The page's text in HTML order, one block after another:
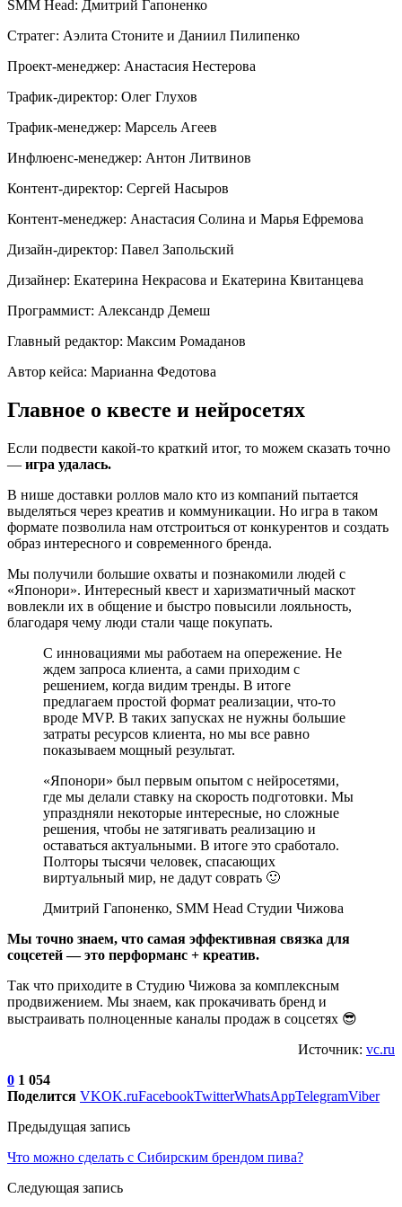
SMM Head: Дмитрий Гапоненко
Стратег: Аэлита Стоните и Даниил Пилипенко
Проект-менеджер: Анастасия Нестерова
Трафик-директор: Олег Глухов
Трафик-менеджер: Марсель Агеев
Инфлюенс-менеджер: Антон Литвинов
Контент-директор: Сергей Насыров
Контент-менеджер: Анастасия Солина и Марья Ефремова
Дизайн-директор: Павел Запольский
Дизайнер: Екатерина Некрасова и Екатерина Квитанцева
Программист: Александр Демеш
Главный редактор: Максим Ромаданов
Автор кейса: Марианна Федотова
Главное о квесте и нейросетях
Если подвести какой-то краткий итог, то можем сказать точно
— игра удалась.
В нише доставки роллов мало кто из компаний пытается
выделяться через креатив и коммуникации. Но игра в таком
формате позволила нам отстроиться от конкурентов и создать
образ интересного и современного бренда.
Мы получили большие охваты и познакомили людей с
«Японори». Интересный квест и харизматичный маскот
вовлекли их в общение и быстро повысили лояльность,
благодаря чему люди стали чаще покупать.
С инновациями мы работаем на опережение. Не
ждем запроса клиента, а сами приходим с
решением, когда видим тренды. В итоге
предлагаем простой формат реализации, что-то
вроде MVP. В таких запусках не нужны большие
затраты ресурсов клиента, но мы все равно
показываем мощный результат.
«Японори» был первым опытом с нейросетями,
где мы делали ставку на скорость подготовки. Мы
упраздняли некоторые интересные, но сложные
решения, чтобы не затягивать реализацию и
оставаться актуальными. В итоге это сработало.
Полторы тысячи человек, спасающих
виртуальный мир, не дадут соврать 🙂
Дмитрий Гапоненко, SMM Head Студии Чижова
Мы точно знаем, что самая эффективная связка для
соцсетей — это перформанс + креатив.
Так что приходите в Студию Чижова за комплексным
продвижением. Мы знаем, как прокачивать бренд и
выстраивать полноценные каналы продаж в соцсетях 😎
Источник: vc.ru
0 1 054
Поделится VKOK.ruFacebookTwitterWhatsAppTelegramViber
Предыдущая запись
Что можно сделать с Сибирским брендом пива?
Следующая запись